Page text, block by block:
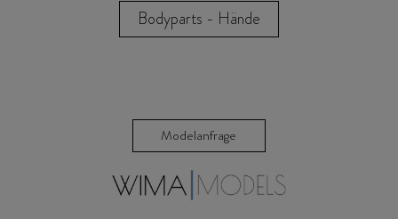
Bodyparts - Hände
Modelanfrage